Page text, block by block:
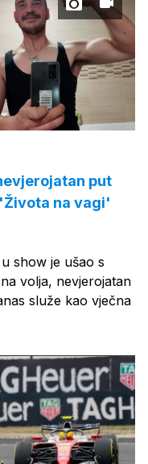
put
na vagi'
show je ušao s
volja, nevjerojatan
služe kao vječna